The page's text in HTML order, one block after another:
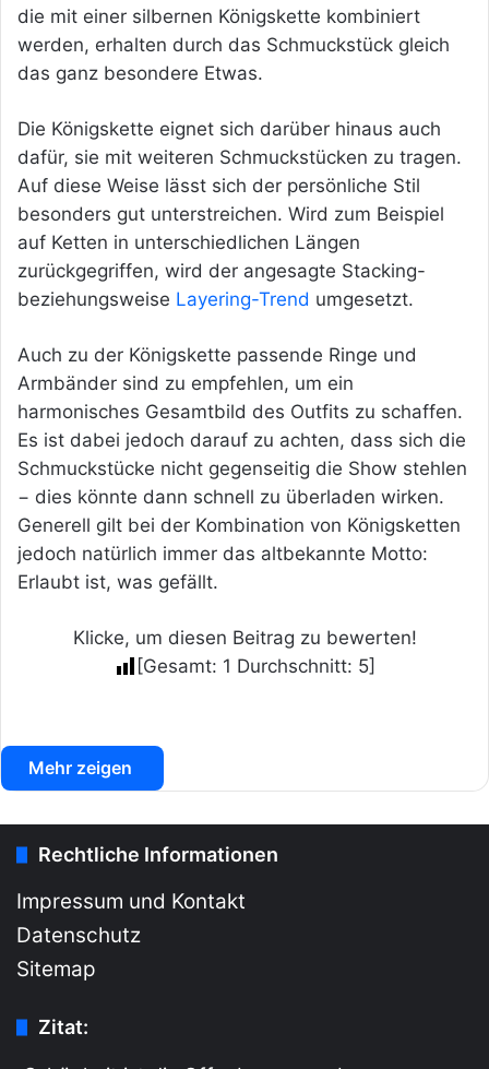
die mit einer silbernen Königskette kombiniert
werden, erhalten durch das Schmuckstück gleich
das ganz besondere Etwas.
Die Königskette eignet sich darüber hinaus auch
dafür, sie mit weiteren Schmuckstücken zu tragen.
Auf diese Weise lässt sich der persönliche Stil
besonders gut unterstreichen. Wird zum Beispiel
auf Ketten in unterschiedlichen Längen
zurückgegriffen, wird der angesagte Stacking-
beziehungsweise Layering-Trend umgesetzt.
Auch zu der Königskette passende Ringe und
Armbänder sind zu empfehlen, um ein
harmonisches Gesamtbild des Outfits zu schaffen.
Es ist dabei jedoch darauf zu achten, dass sich die
Schmuckstücke nicht gegenseitig die Show stehlen
− dies könnte dann schnell zu überladen wirken.
Generell gilt bei der Kombination von Königsketten
jedoch natürlich immer das altbekannte Motto:
Erlaubt ist, was gefällt.
Klicke, um diesen Beitrag zu bewerten!
[Gesamt: 1 Durchschnitt: 5]
Mehr zeigen
Rechtliche Informationen
Impressum und Kontakt
Datenschutz
Sitemap
Zitat: